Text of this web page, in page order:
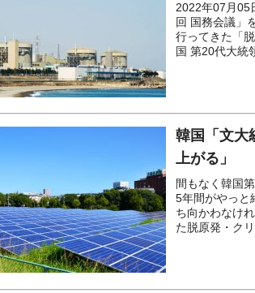
2022年07月05
回 国務会議」
行ってきた「
国 第20代大統
韓国「文大
上がる」
間もなく韓国
5年間がやっと
ち向かわなけ
た脱原発・ク